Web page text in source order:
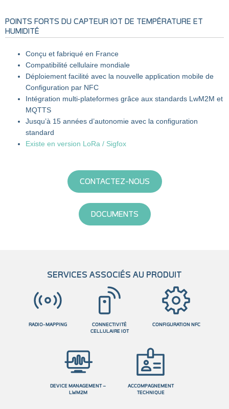
POINTS FORTS DU CAPTEUR IOT DE TEMPÉRATURE ET
HUMIDITÉ
Conçu et fabriqué en France
Compatibilité cellulaire mondiale
Déploiement facilité avec la nouvelle application mobile de
Configuration par NFC
Intégration multi-plateformes grâce aux standards LwM2M et
MQTTS
Jusqu’à 15 années d’autonomie avec la configuration
standard
Existe en version LoRa / Sigfox
CONTACTEZ-NOUS
DOCUMENTS
SERVICES ASSOCIÉS AU PRODUIT
RADIO-MAPPING
CONNECTIVITÉ
CELLULAIRE IOT
CONFIGURATION NFC
DEVICE MANAGEMENT –
LWM2M
ACCOMPAGNEMENT
TECHNIQUE